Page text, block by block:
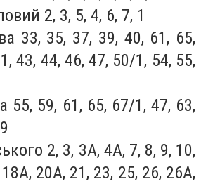
2, 3, 5, 4, 6, 7, 1
33, 35, 37, 39, 40, 61, 65,
43, 44, 46, 47, 50/1, 54, 55,
55, 59, 61, 65, 67/1, 47, 63,
2, 3, 3А, 4А, 7, 8, 9, 10,
20А, 21, 23, 25, 26, 26А,